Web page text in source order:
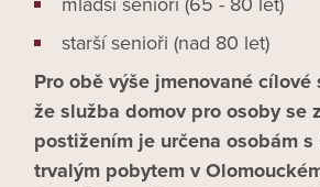
starší senioři (nad 80 let)
Pro obě výše jmenované
že služba domov pro osoby se
postižením je určena osobám
trvalým pobytem v